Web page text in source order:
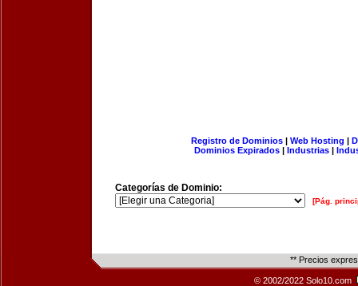
Registro de Dominios| Web Hosting |
Dominios Expirados | Industrias |
Categorías de Dominio:
[Pág.
** Precios
© 2002/2022 Solo10.com